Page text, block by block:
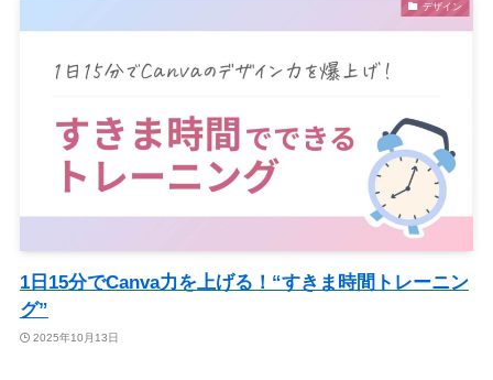
デザイン
1日15分でCanva力を上げる！“すきま時間トレーニン
グ”
2025年10月13日